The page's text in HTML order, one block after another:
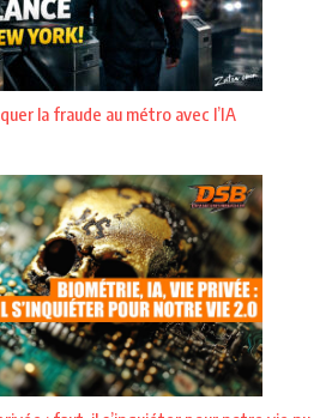
la fraude au métro avec l’IA